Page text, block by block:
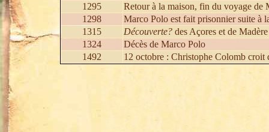
1295
Retour à la maison, fin du voyage de
1298
Marco Polo est fait prisonnier suite à
1315
Découverte? des Açores et de
1324
Décès de Marco Polo
1492
12 octobre : Christophe Colomb